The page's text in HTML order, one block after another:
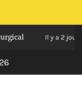
Il y a 2 jours